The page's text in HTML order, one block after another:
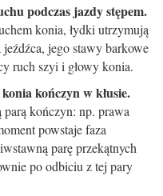
podczas jazdy stępem.
konia, łydki utrzymują
jego stawy barkowe
ruch szyi i głowy konia.
kończyn w kłusie.
parą kończyn: np. prawa
powstaje faza
parę przekątnych
po odbiciu z tej pary